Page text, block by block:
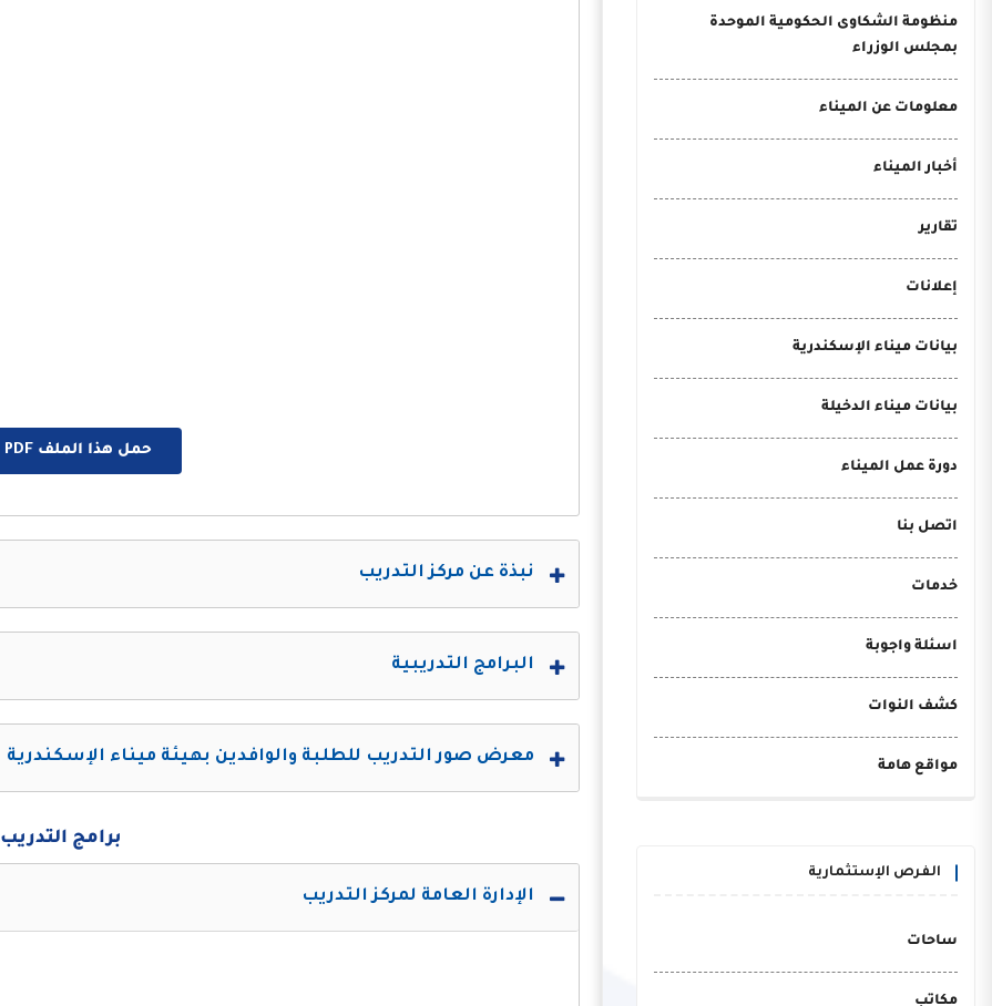
منظومة الشكاوى الحكومية الموحدة
بمجلس الوزراء
معلومات عن الميناء
أخبار الميناء
تقارير
إعلانات
بيانات ميناء الإسكندرية
بيانات ميناء الدخيلة
دورة عمل الميناء
اتصل بنا
خدمات
اسئلة واجوبة
كشف النوات
مواقع هامة
الفرص الإستثمارية
ساحات
مكاتب
حمل هذا الملف PDF الان
نبذة عن مركز التدريب
البرامج التدريبية
معرض صور التدريب للطلبة والوافدين بهيئة ميناء الإسكندرية
برامج التدريب
الإدارة العامة لمركز التدريب